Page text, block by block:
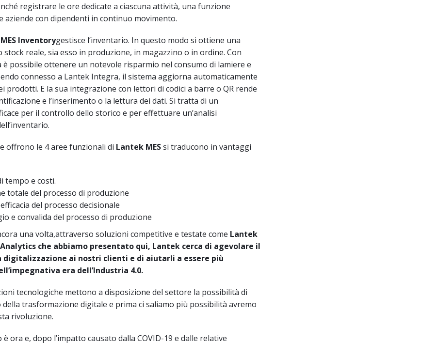
registrare le ore dedicate a ciascuna attività, una funzione
aziende con dipendenti in continuo movimento.
Inventorygestisce l’inventario. In questo modo si ottiene una
reale, sia esso in produzione, in magazzino o in ordine. Con
è possibile ottenere un notevole risparmio nel consumo di lamiere e
connesso a Lantek Integra, il sistema aggiorna automaticamente
prodotti. E la sua integrazione con lettori di codici a barre o QR rende
e l’inserimento o la lettura dei dati. Si tratta di un
per il controllo dello storico e per effettuare un’analisi
offrono le 4 aree funzionali di Lantek MESsi traducono in vantaggi
tempo e costi.
totale del processo di produzione
del processo decisionale
e convalida del processo di produzione
una volta,attraverso soluzioni competitive e testate come Lantek
Analytics che abbiamo presentato qui, Lantek cerca di agevolare il
digitalizzazione ai nostri clienti e di aiutarli a essere più
era dell’Industria 4.0.
tecnologiche mettono a disposizione del settore la possibilità di
trasformazione digitale e prima ci saliamo più possibilità avremo
rivoluzione.
ora e, dopo l’impatto causato dalla COVID-19 e dalle relative